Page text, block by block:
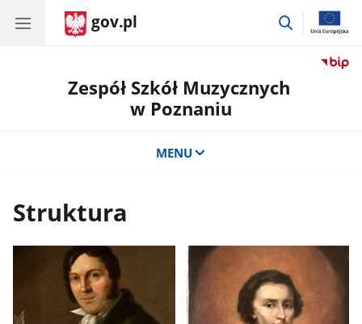
gov.pl
przejdź
Zespół Szkół Muzycznych
w Poznaniu
MENU
Struktura